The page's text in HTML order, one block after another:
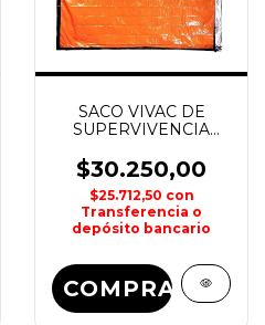
SACO VIVAC DE
SUPERVIVENCIA
$30.250,00
$25.712,50 con
Transferencia o
depósito bancario
COMPRAR